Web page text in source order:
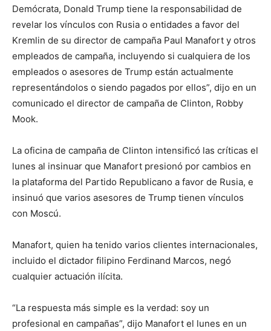
Demócrata, Donald Trump tiene la responsabilidad de
revelar los vínculos con Rusia o entidades a favor del
Kremlin de su director de campaña Paul Manafort y otros
empleados de campaña, incluyendo si cualquiera de los
empleados o asesores de Trump están actualmente
representándolos o siendo pagados por ellos”, dijo en un
comunicado el director de campaña de Clinton, Robby
Mook.
La oficina de campaña de Clinton intensificó las críticas el
lunes al insinuar que Manafort presionó por cambios en
la plataforma del Partido Republicano a favor de Rusia, e
insinuó que varios asesores de Trump tienen vínculos
con Moscú.
Manafort, quien ha tenido varios clientes internacionales,
incluido el dictador filipino Ferdinand Marcos, negó
cualquier actuación ilícita.
“La respuesta más simple es la verdad: soy un
profesional en campañas”, dijo Manafort el lunes en un